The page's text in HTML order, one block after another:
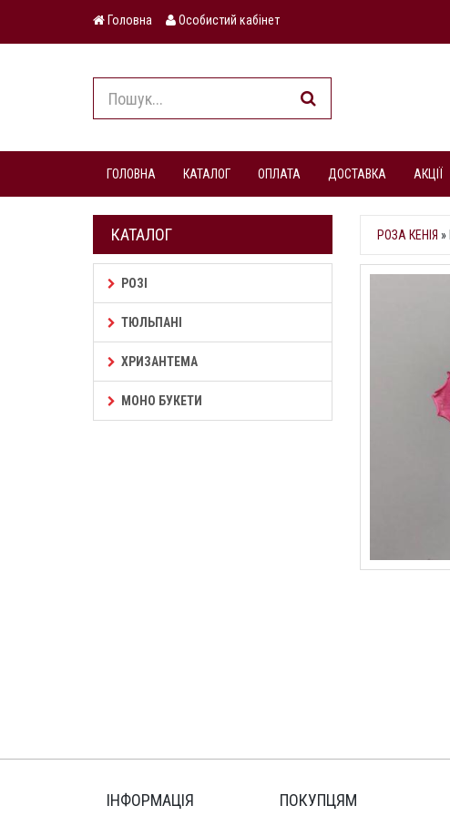
Головна Особистий кабінет
ГОЛОВНА КАТАЛОГ ОПЛАТА ДОСТАВКА АКЦІЇ
КАТАЛОГ
РОЗІ
ТЮЛЬПАНІ
ХРИЗАНТЕМА
МОНО БУКЕТИ
РОЗА КЕНІЯ »
ІНФОРМАЦІЯ ПОКУПЦЯМ